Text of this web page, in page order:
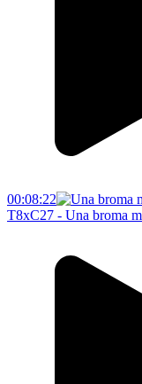
00:08:22
T8xC27 - Una broma